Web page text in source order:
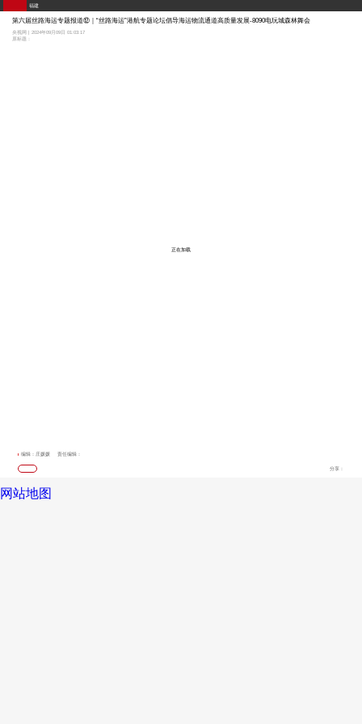
福建
第六届丝路海运专题报道⑫｜“丝路海运”港航专题论坛倡导海运物流通道高质量发展-8090电玩城森林舞会
央视网 | 2024年09月09日 01:03:17
原标题：
正在加载
编辑：庄媛媛 责任编辑：
分享：
网站地图